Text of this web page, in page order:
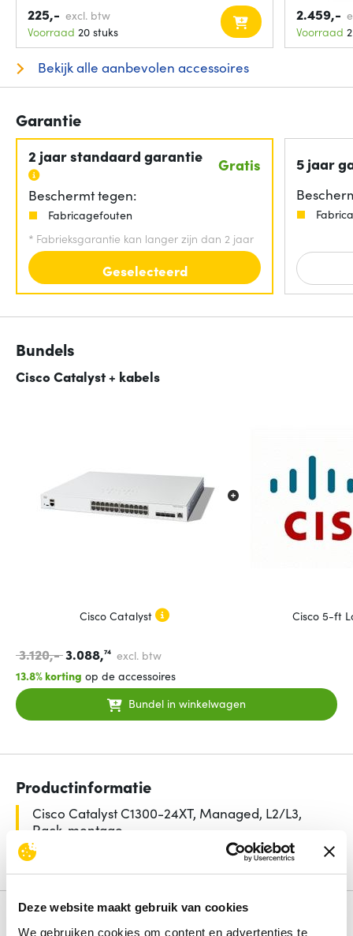
Deze website maakt gebruik van cookies
We gebruiken cookies om content en advertenties te
225,- excl. btw
Voorraad 20 stuks
2.459,-
Voorraad
Bekijk alle aanbevolen accessoires
Garantie
2 jaar standaard garantie Gratis
Beschermt tegen:
Fabricagefouten
* Fabrieksgarantie kan langer zijn dan 2 jaar
Geselecteerd
5 jaar
Bundels
Cisco Catalyst + kabels
Cisco Catalyst Cisco 5-ft
3.120,- 3.088,74
excl. btw
13.8% korting op de accessoires
Bundel in winkelwagen
Productinformatie
Cisco Catalyst C1300-24XT, Managed, L2/L3,
Rack-montage
Lees de volledige omschrijving
Specificaties